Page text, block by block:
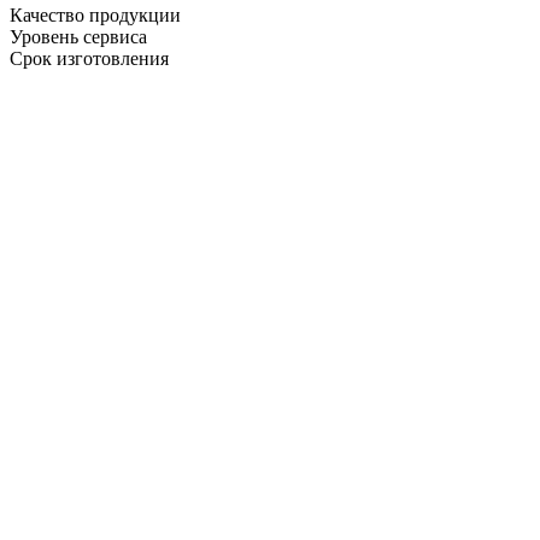
Качество продукции
Уровень сервиса
Срок изготовления